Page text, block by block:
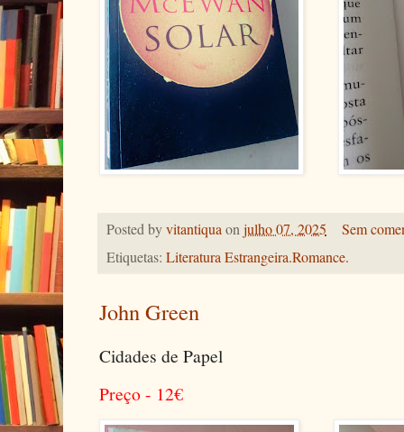
Posted byvitantiquaonjulho 07, 2025
Sem
Etiquetas: Literatura Estrangeira.Romance.
John Green
Cidades de Papel
Preço - 12€